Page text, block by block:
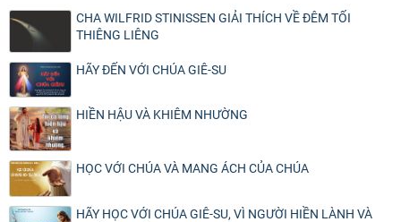
CHA WILFRID STINISSEN GIẢI THÍCH VỀ ĐÊM TỐI
THIÊNG LIÊNG
HÃY ĐẾN VỚI CHÚA GIÊ-SU
HIỀN HẬU VÀ KHIÊM NHƯỜNG
HỌC VỚI CHÚA VÀ MANG ÁCH CỦA CHÚA
HÃY HỌC VỚI CHÚA GIÊ-SU, VÌ NGƯỜI HIỀN LÀNH VÀ